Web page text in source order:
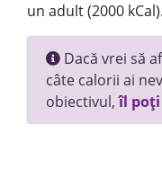
un adult (2000 kCal).
Dacă vrei să
câte calorii ai
obiectivul,îl poți